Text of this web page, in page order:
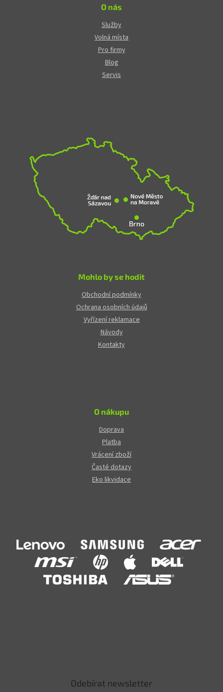
O nás
Služby
Volná místa
Pro firmy
Blog
Servis
Mohlo by se hodit
Obchodní podmínky
Ochrana osobních údajů
Vyřízení reklamace
Návody
Kontakty
O nákupu
Doprava
Platba
Vrácení zboží
Časté dotazy
Eko likvidace
Odebírat newsletter